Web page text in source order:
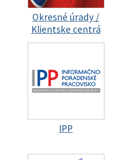
Okresné úrady /
Klientske centrá
IPP